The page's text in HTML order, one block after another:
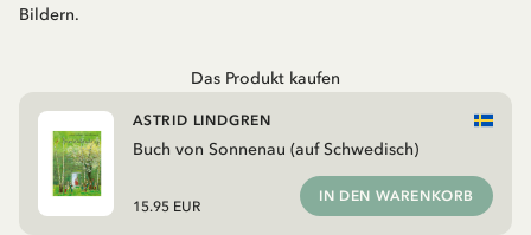
Bildern.
Das Produkt kaufen
Buch von Sonnenau (auf Schwedisch)
ASTRID LINDGREN
15.95 EUR
IN DEN WARENKORB